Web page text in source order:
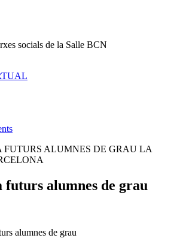
socials de la Salle BCN
alumnes de grau
alumnes de grau